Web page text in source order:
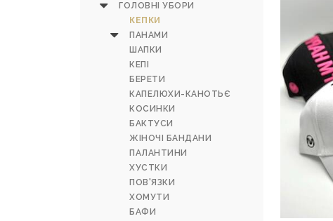
ГОЛОВНІ УБОРИ
КЕПКИ
ПАНАМИ
ШАПКИ
КЕПІ
БЕРЕТИ
КАПЕЛЮХИ-КАНОТЬЄ
КОСИНКИ
БАКТУСИ
ЖІНОЧІ БАНДАНИ
ПАЛАНТИНИ
ХУСТКИ
ПОВ'ЯЗКИ
ХОМУТИ
БАФИ